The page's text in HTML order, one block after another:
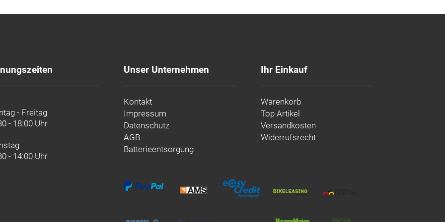
Hard-Case sind in vier Reifengrößen von 25C bis 38C erhältlich und damit ideal für
- Freitag
- 18:00 Uhr
- 14:00 Uhr
Unser Unternehmen
Kontakt
Impressum
Datenschutz
AGB
Batterieentsorgung
Ihr Einkauf
Warenkorb
Top Artikel
Versandkosten
Widerrufsrecht